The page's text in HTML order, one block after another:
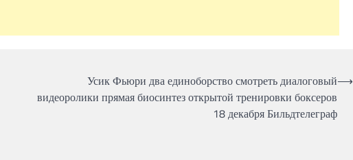
Усик Фьюри два единоборство смотреть диалоговый
видеоролики прямая биосинтез открытой тренировки боксеров
18 декабря Бильдтелеграф
⟶